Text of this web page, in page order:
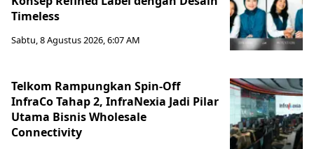
Timeless
Sabtu, 8 Agustus 2026, 6:07 AM
Telkom Rampungkan Spin-Off
InfraCo Tahap 2, InfraNexia Jadi Pilar
Utama Bisnis Wholesale
Connectivity